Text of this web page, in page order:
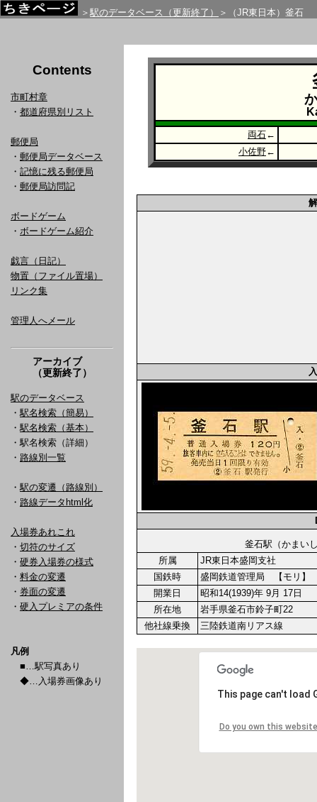
＞ 駅のデータベース（更新終了） ＞（JR東日本）釜石
Contents
市町村章
・ 都道府県別リスト
郵便局
・ 郵便局データベース
・ 記憶に残る郵便局
・ 郵便局訪問記
ボードゲーム
・ ボードゲーム紹介
戯言（日記）
物置（ファイル置場）
リンク集
管理人へメール
アーカイブ
（更新終了）
駅のデータベース
・ 駅名検索（簡易）
・ 駅名検索（基本）
・駅名検索（詳細）
・ 路線別一覧
・ 駅の変遷（路線別）
・ 路線データhtml化
入場券あれこれ
・ 切符のサイズ
・ 硬券入場券の様式
・ 料金の変遷
・ 券面の変遷
・ 硬入プレミアの条件
凡例
■…駅写真あり
◆…入場券画像あり
両石←
小佐野←
釜石駅（かま
所属
JR東日本盛岡支社
国鉄時
盛岡鉄道管理局 【モリ】
開業日
昭和14(1939)年 9月 17日
所在地
岩手県釜石市鈴子町22
他社線乗換
三陸鉄道南リアス線